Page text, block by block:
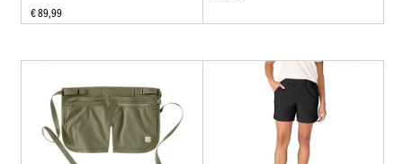
€ 89,99